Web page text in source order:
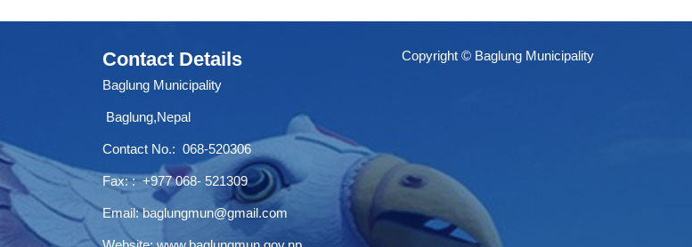
Contact Details
Baglung Municipality
Baglung,Nepal
Contact No.: 068-520306
Fax: : +977 068- 521309
Email:baglungmun@gmail.com
Copyright © Baglung Municipality